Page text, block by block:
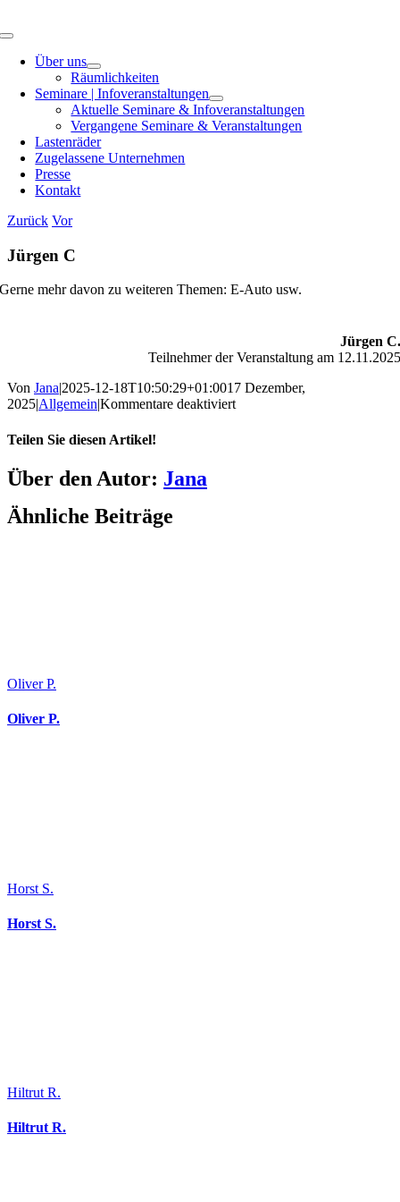
Inhalt
Toggle
NavigationÜber uns
Räumlichkeiten
Seminare | Infoveranstaltungen
Aktuelle Seminare & Infoveranstaltungen
Vergangene Seminare & Veranstaltungen
Lastenräder
Zugelassene Unternehmen
Presse
Kontakt
Zurück Vor
Jürgen C
Gerne mehr davon zu weiteren Themen: E-Auto usw.
Jürgen C.
Teilnehmer der Veranstaltung am 12.11.2025
Von Jana|2025-12-18T10:50:29+01:0017 Dezember,
2025|Allgemein|Kommentare deaktiviertfür
Teilen Sie diesen Artikel!
Facebook
X
Reddit
LinkedIn
WhatsApp
Telegram
Tumblr
Pinterest
Vk
Xing
E-
Mail
Über den Autor: Jana
Ähnliche Beiträge
Oliver P.
Oliver P.
Horst S.
Horst S.
Hiltrut R.
Hiltrut R.